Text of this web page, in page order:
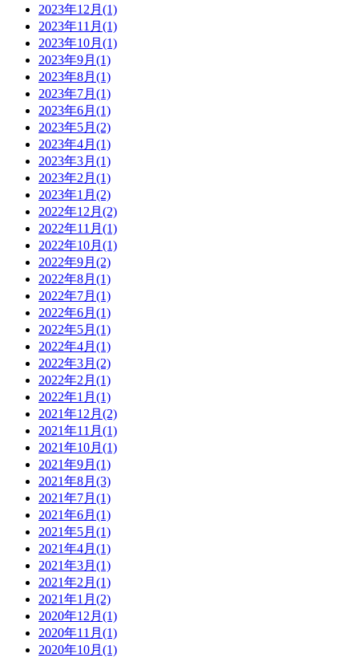
2023年12月(1)
2023年11月(1)
2023年10月(1)
2023年9月(1)
2023年8月(1)
2023年7月(1)
2023年6月(1)
2023年5月(2)
2023年4月(1)
2023年3月(1)
2023年2月(1)
2023年1月(2)
2022年12月(2)
2022年11月(1)
2022年10月(1)
2022年9月(2)
2022年8月(1)
2022年7月(1)
2022年6月(1)
2022年5月(1)
2022年4月(1)
2022年3月(2)
2022年2月(1)
2022年1月(1)
2021年12月(2)
2021年11月(1)
2021年10月(1)
2021年9月(1)
2021年8月(3)
2021年7月(1)
2021年6月(1)
2021年5月(1)
2021年4月(1)
2021年3月(1)
2021年2月(1)
2021年1月(2)
2020年12月(1)
2020年11月(1)
2020年10月(1)